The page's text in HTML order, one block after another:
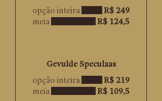
opção inteira
R$ 249
meia
R$ 124,5
Gevulde Speculaas
opção inteira
R$ 219
meia
R$ 109,5